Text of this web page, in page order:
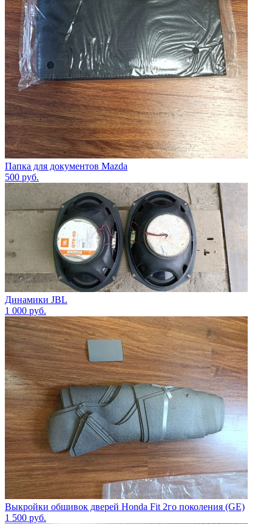
Папка для документов Mazda
500 руб.
Динамики JBL
1 000 руб.
Выкройки обшивок дверей Honda Fit 2го поколения (GE)
1 500 руб.